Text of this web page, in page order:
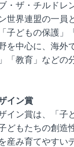
・ザ・チルドレ
世界連盟の一員
子どもの保護」
を中心に、海外
「教育」などの
イン賞
イン賞は、「子
どもたちの創造
産み育てやすい